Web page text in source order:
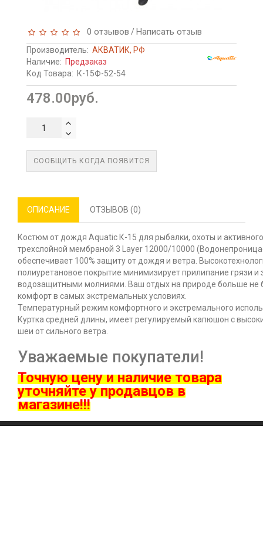
0 отзывов /Написать отзыв
Производитель: АКВАТИК, РФ
Наличие: Предзаказ
Код Товара: К-15Ф-52-54
478.00руб.
СООБЩИТЬ КОГДА ПОЯВИТСЯ
ОПИСАНИЕ ОТЗЫВОВ (0)
Костюм от дождя Aquatic К-15 для рыбалки, охоты и
трехслойной мембраной 3 Layer 12000/10000
обеспечивает 100% защиту от дождя и ветра.
полиуретановое покрытие минимизирует прилипание
водозащитными молниями. Ваш отдых на природе больше не
комфорт в самых экстремальных условиях.
Температурный режим комфортного и экстремального
Куртка средней длины, имеет регулируемый капюшон с
шеи от сильного ветра.
Уважаемые покупатели!
Точную цену и наличие товара
уточняйте у продавцов в
магазине!!!